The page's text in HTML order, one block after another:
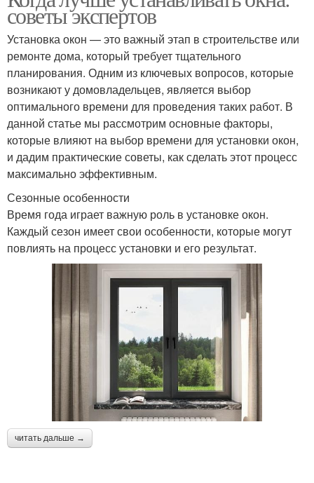
советы экспертов
Установка окон — это важный этап в строительстве или
ремонте дома, который требует тщательного
планирования. Одним из ключевых вопросов, которые
возникают у домовладельцев, является выбор
оптимального времени для проведения таких работ. В
данной статье мы рассмотрим основные факторы,
которые влияют на выбор времени для установки окон,
и дадим практические советы, как сделать этот процесс
максимально эффективным.
Сезонные особенности
Время года играет важную роль в установке окон.
Каждый сезон имеет свои особенности, которые могут
повлиять на процесс установки и его результат.
читать дальше →